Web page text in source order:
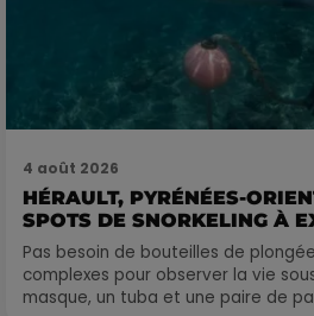
4 août 2026
HÉRAULT, PYRÉNÉES-
SPOTS DE SNORKELING À
Pas besoin de bouteilles de
complexes pour observer la vie
masque, un tuba et une paire de